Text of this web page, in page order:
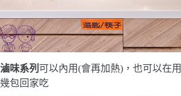
滷味系列 可以內用(會再加熱)，也可以在
幾包回家吃